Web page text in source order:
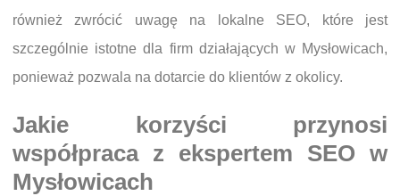
również zwrócić uwagę na lokalne SEO, które jest
szczególnie istotne dla firm działających w Mysłowicach,
ponieważ pozwala na dotarcie do klientów z okolicy.
Jakie korzyści przynosi
współpraca z ekspertem SEO w
Mysłowicach